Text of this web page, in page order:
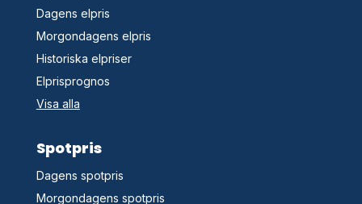
Dagens elpris
Morgondagens elpris
Historiska elpriser
Elprisprognos
Visa alla
Spotpris
Dagens spotpris
Morgondagens spotpris